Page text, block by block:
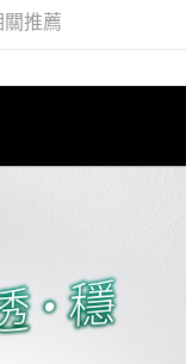
完成。
需要取消訂單，請聯絡
效，需透過AFTEE先享
聯繫「AFTEE先享後付
support/home
之同意方可使用
，本公司不負相關責
關推薦